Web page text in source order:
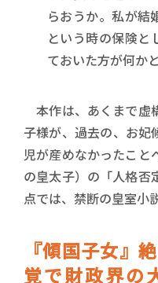
らおうか。私が結
という時の保険と
ておいた方が何か
本作は、あくまで虚
子様が、過去の、お妃
児が産めなかったこと
の皇太子）の「人格否
点では、禁断の皇室小
『傾国子女』
覚で財政界の